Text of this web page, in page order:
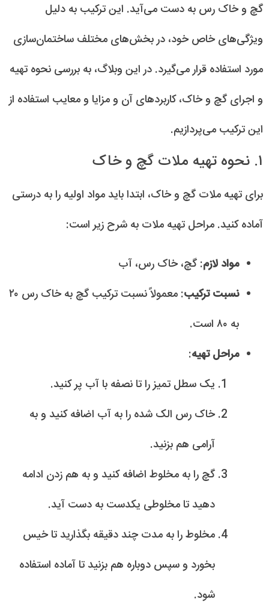
گچ و خاک رس به دست می‌آید. این ترکیب به دلیل
ویژگی‌های خاص خود، در بخش‌های مختلف ساختمان‌سازی
مورد استفاده قرار می‌گیرد. در این وبلاگ، به بررسی نحوه تهیه
و اجرای گچ و خاک، کاربردهای آن و مزایا و معایب استفاده از
این ترکیب می‌پردازیم.
۱. نحوه تهیه ملات گچ و خاک
برای تهیه ملات گچ و خاک، ابتدا باید مواد اولیه را به درستی
آماده کنید. مراحل تهیه ملات به شرح زیر است:
مواد لازم: گچ، خاک رس، آب
نسبت ترکیب
: معمولاً نسبت ترکیب گچ به خاک رس ۲۰
به ۸۰ است.
مراحل تهیه:
یک سطل تمیز را تا نصفه با آب پر کنید.
خاک رس الک شده را به آب اضافه کنید و به
آرامی هم بزنید.
گچ را به مخلوط اضافه کنید و به هم زدن ادامه
دهید تا مخلوطی یکدست به دست آید.
مخلوط را به مدت چند دقیقه بگذارید تا خیس
بخورد و سپس دوباره هم بزنید تا آماده استفاده
شود.